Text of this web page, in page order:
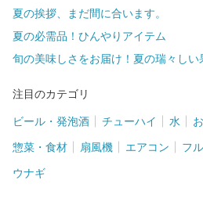
夏の挨拶、まだ間に合います。
夏の必需品！ひんやりアイテム
旬の美味しさをお届け！夏の瑞々しい
注目のカテゴリ
ビール・発泡酒 チューハイ 水
惣菜・食材 扇風機 エアコン フ
ウナギ